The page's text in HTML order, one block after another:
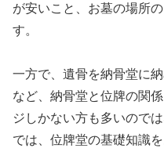
が安いこと、お墓の場所
す。
一方で、遺骨を納骨堂に
など、納骨堂と位牌の関
ジしかない方も多いので
では、位牌堂の基礎知識を